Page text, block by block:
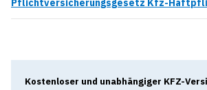
Pflichtversicherungsgesetz Kfz-
Kostenloser und unabhängiger KFZ-